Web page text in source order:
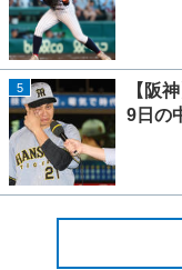
5
【阪
9日の